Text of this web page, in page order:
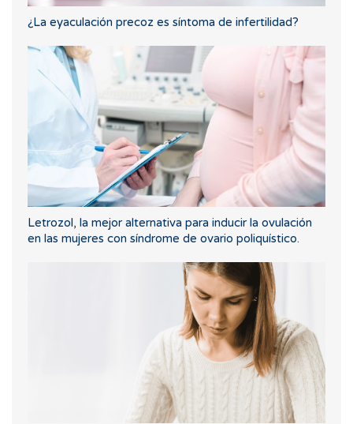
¿La eyaculación precoz es síntoma de infertilidad?
Letrozol, la mejor alternativa para inducir la ovulación
en las mujeres con síndrome de ovario poliquístico.